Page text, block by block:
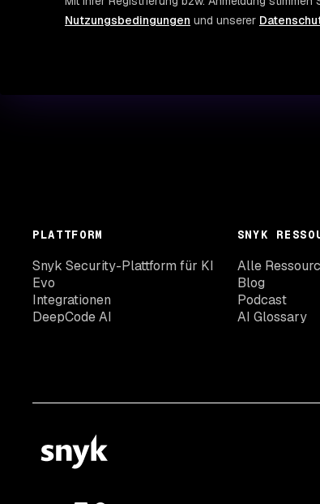
Nutzungsbedingungen und unserer
PLATTFORM
Snyk Security-Plattform für KI
Evo
Integrationen
DeepCode AI
SNYK
Alle
Blog
Podcast
AI Glossary